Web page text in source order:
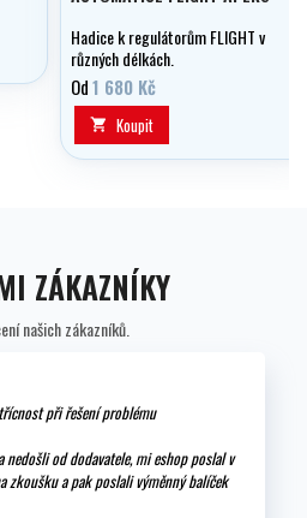
Hadice k regulátorům FLIGHT v
různých délkách.
Od1 680 Kč
 Koupit
ZÁKAZNÍKY
našich zákazníků.
při řešení problému
nedošli od dodavatele, mi eshop poslal v
zkoušku a pak poslali výměnný balíček